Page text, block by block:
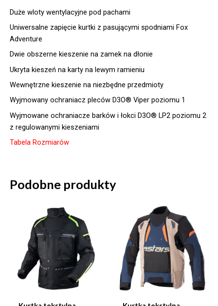
Duże wloty wentylacyjne pod pachami
Uniwersalne zapięcie kurtki z pasującymi spodniami Fox
Adventure
Dwie obszerne kieszenie na zamek na dłonie
Ukryta kieszeń na karty na lewym ramieniu
Wewnętrzne kieszenie na niezbędne przedmioty
Wyjmowany ochraniacz pleców D3O® Viper poziomu 1
Wyjmowane ochraniacze barków i łokci D3O® LP2 poziomu 2
z regulowanymi kieszeniami
Tabela Rozmiarów
Podobne produkty